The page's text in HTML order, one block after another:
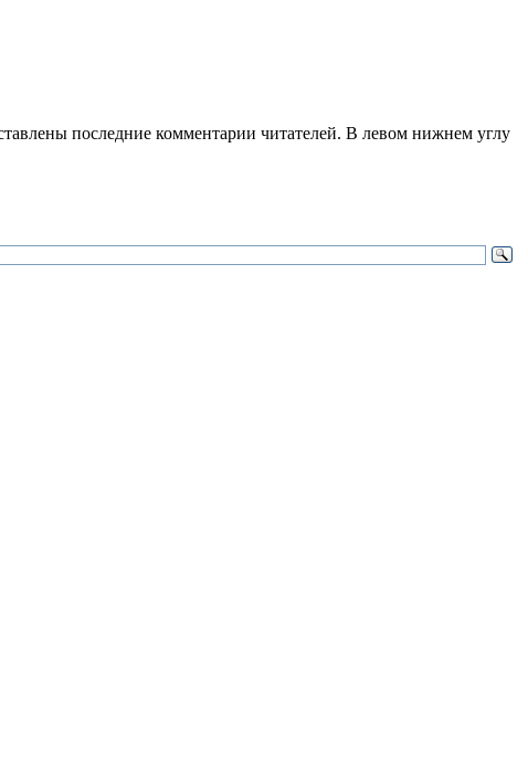
последние комментарии читателей. В левом нижнем углу